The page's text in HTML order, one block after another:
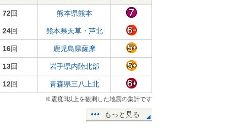
72回 熊本県熊本
24回 熊本県天草・芦北
16回 鹿児島県薩摩
13回 岩手県内陸北部
12回 青森県三八上北
※震度3以上を観測した地震の集計です
もっと見る